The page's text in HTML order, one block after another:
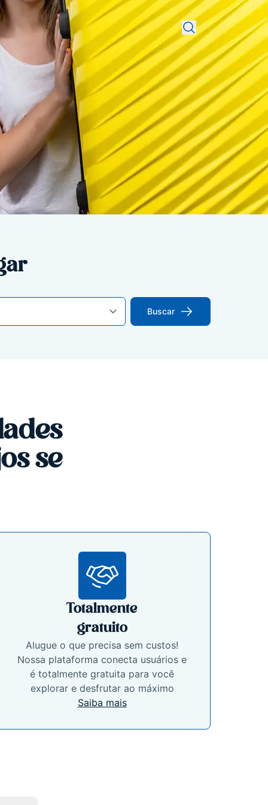
Alugue seus produtos Planos
Buscar
se
Totalmente
gratuito
Alugue o que precisa sem custos!
Nossa plataforma conecta usuários e
é totalmente gratuita para você
explorar e desfrutar ao máximo
Saiba mais